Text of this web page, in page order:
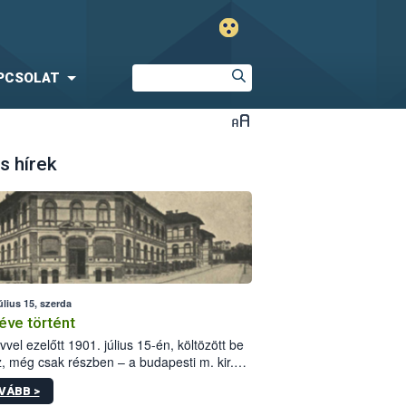
hírek
15, szerda
történt
ezelőtt 1901. július 15-én, költözött be
még csak részben – a budapesti m. kir.
állomás a Kis Rókus utca
alatti, Czigler Győző által tervezett új
>